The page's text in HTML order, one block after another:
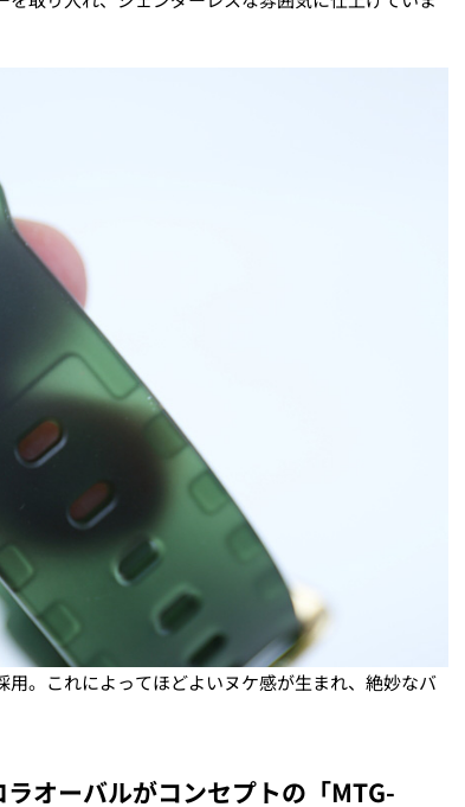
。これによってほどよいヌケ感が生まれ、絶妙なバ
オーバルがコンセプトの「MTG-